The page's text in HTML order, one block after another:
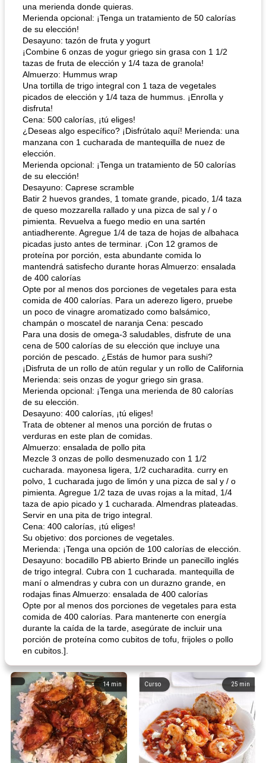
una merienda donde quieras.
Merienda opcional: ¡Tenga un tratamiento de 50 calorías
de su elección!
Desayuno: tazón de fruta y yogurt
¡Combine 6 onzas de yogur griego sin grasa con 1 1/2
tazas de fruta de elección y 1/4 taza de granola!
Almuerzo: Hummus wrap
Una tortilla de trigo integral con 1 taza de vegetales
picados de elección y 1/4 taza de hummus. ¡Enrolla y
disfruta!
Cena: 500 calorías, ¡tú eliges!
¿Deseas algo específico? ¡Disfrútalo aquí! Merienda: una
manzana con 1 cucharada de mantequilla de nuez de
elección.
Merienda opcional: ¡Tenga un tratamiento de 50 calorías
de su elección!
Desayuno: Caprese scramble
Batir 2 huevos grandes, 1 tomate grande, picado, 1/4 taza
de queso mozzarella rallado y una pizca de sal y / o
pimienta. Revuelva a fuego medio en una sartén
antiadherente. Agregue 1/4 de taza de hojas de albahaca
picadas justo antes de terminar. ¡Con 12 gramos de
proteína por porción, esta abundante comida lo
mantendrá satisfecho durante horas Almuerzo: ensalada
de 400 calorías
Opte por al menos dos porciones de vegetales para esta
comida de 400 calorías. Para un aderezo ligero, pruebe
un poco de vinagre aromatizado como balsámico,
champán o moscatel de naranja Cena: pescado
Para una dosis de omega-3 saludables, disfrute de una
cena de 500 calorías de su elección que incluye una
porción de pescado. ¿Estás de humor para sushi?
¡Disfruta de un rollo de atún regular y un rollo de California
Merienda: seis onzas de yogur griego sin grasa.
Merienda opcional: ¡Tenga una merienda de 80 calorías
de su elección.
Desayuno: 400 calorías, ¡tú eliges!
Trata de obtener al menos una porción de frutas o
verduras en este plan de comidas.
Almuerzo: ensalada de pollo pita
Mezcle 3 onzas de pollo desmenuzado con 1 1/2
cucharada. mayonesa ligera, 1/2 cucharadita. curry en
polvo, 1 cucharada jugo de limón y una pizca de sal y / o
pimienta. Agregue 1/2 taza de uvas rojas a la mitad, 1/4
taza de apio picado y 1 cucharada. Almendras plateadas.
Servir en una pita de trigo integral.
Cena: 400 calorías, ¡tú eliges!
Su objetivo: dos porciones de vegetales.
Merienda: ¡Tenga una opción de 100 calorías de elección.
Desayuno: bocadillo PB abierto Brinde un panecillo inglés
de trigo integral. Cubra con 1 cucharada. mantequilla de
maní o almendras y cubra con un durazno grande, en
rodajas finas Almuerzo: ensalada de 400 calorías
Opte por al menos dos porciones de vegetales para esta
comida de 400 calorías. Para mantenerte con energía
durante la caída de la tarde, asegúrate de incluir una
porción de proteína como cubitos de tofu, frijoles o pollo
en cubitos.].
14 min 25 min
Curso